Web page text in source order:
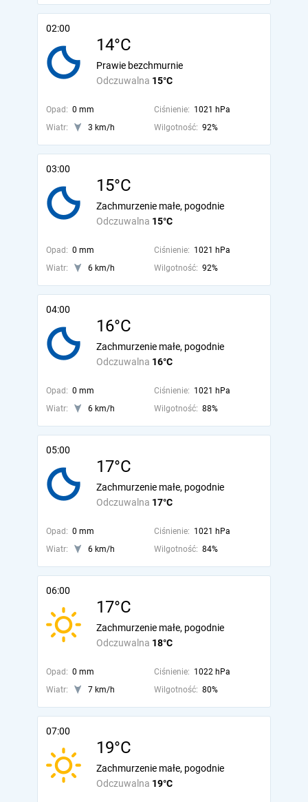
02:00
14°C
Odczuwalna 15°C
Prawie bezchmurnie
Opad: 0 mm Ciśnienie: 1021 hPa
Wiatr:
3 km/h Wilgotność: 92%
03:00
15°C
Odczuwalna 15°C
Zachmurzenie małe, pogodnie
Opad: 0 mm Ciśnienie: 1021 hPa
Wiatr:
6 km/h Wilgotność: 92%
04:00
16°C
Odczuwalna 16°C
Zachmurzenie małe, pogodnie
Opad: 0 mm Ciśnienie: 1021 hPa
Wiatr:
6 km/h Wilgotność: 88%
05:00
17°C
Odczuwalna 17°C
Zachmurzenie małe, pogodnie
Opad: 0 mm Ciśnienie: 1021 hPa
Wiatr:
6 km/h Wilgotność: 84%
06:00
17°C
Odczuwalna 18°C
Zachmurzenie małe, pogodnie
Opad: 0 mm Ciśnienie: 1022 hPa
Wiatr:
7 km/h Wilgotność: 80%
07:00
19°C
Odczuwalna 19°C
Zachmurzenie małe, pogodnie